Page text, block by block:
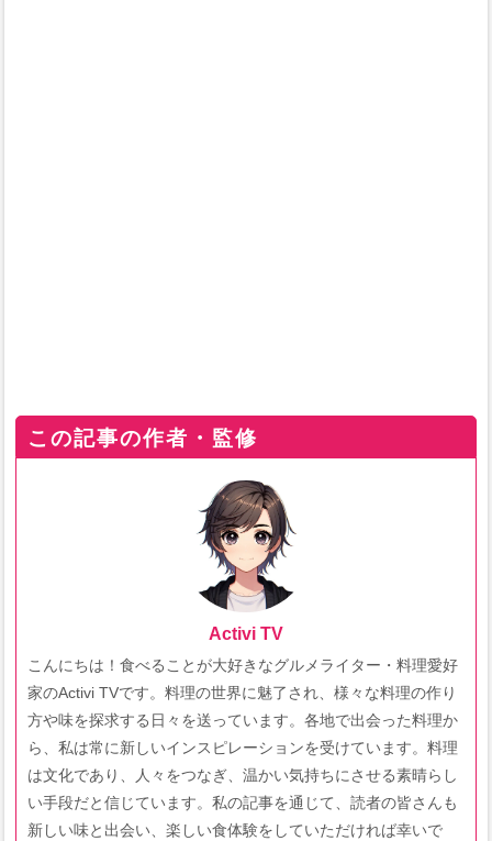
この記事の作者・監修
Activi TV
こんにちは！食べることが大好きなグルメライター・料理愛好
家のActivi TVです。料理の世界に魅了され、様々な料理の作り
方や味を探求する日々を送っています。各地で出会った料理か
ら、私は常に新しいインスピレーションを受けています。料理
は文化であり、人々をつなぎ、温かい気持ちにさせる素晴らし
い手段だと信じています。私の記事を通じて、読者の皆さんも
新しい味と出会い、楽しい食体験をしていただければ幸いで